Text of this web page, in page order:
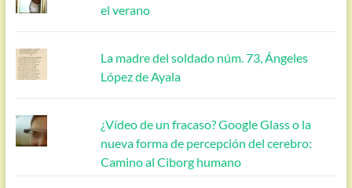
el verano
La madre del soldado núm. 73, Ángeles
López de Ayala
¿Vídeo de un fracaso? Google Glass o la
nueva forma de percepción del cerebro:
Camino al Ciborg humano